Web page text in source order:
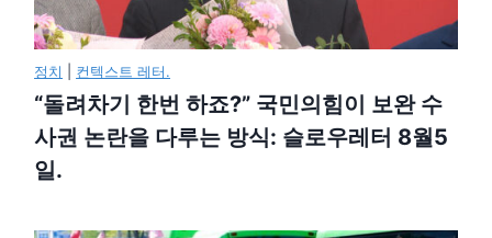
정치 컨텍스트 레터.
“돌려차기 한번 하죠?” 국민의힘이 보완 수
사권 논란을 다루는 방식: 슬로우레터 8월5
일.